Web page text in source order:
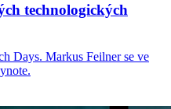
technologických
Days. Markus Feilner se ve